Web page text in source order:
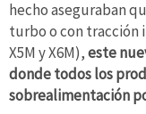
hecho aseguraban
turbo o con tracción
X5M y X6M),este
donde todos los
sobrealimentación